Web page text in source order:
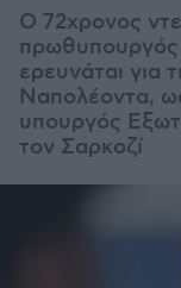
Ο 72χρονος ντε
πρωθυπουργός
ερευνάται για
Ναπολέοντα,
υπουργός
τον Σαρκοζί